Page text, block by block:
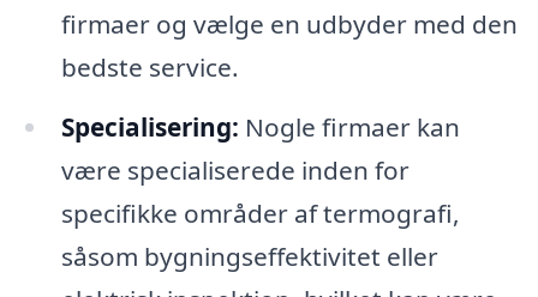
firmaer og vælge en udbyder med den
bedste service.
Specialisering: Nogle firmaer kan
være specialiserede inden for
specifikke områder af termografi,
såsom bygningseffektivitet eller